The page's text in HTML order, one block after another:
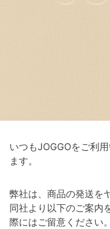
いつもJOGGOをご利
ます。
弊社は、商品の発送を
同社より以下のご案内
際にはご留意ください。